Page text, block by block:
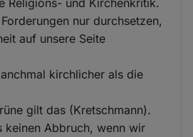
nur durchsetzen,
auf unsere Seite
kirchlicher als die
gilt das (Kretschmann).
keinen Abbruch, wenn wir